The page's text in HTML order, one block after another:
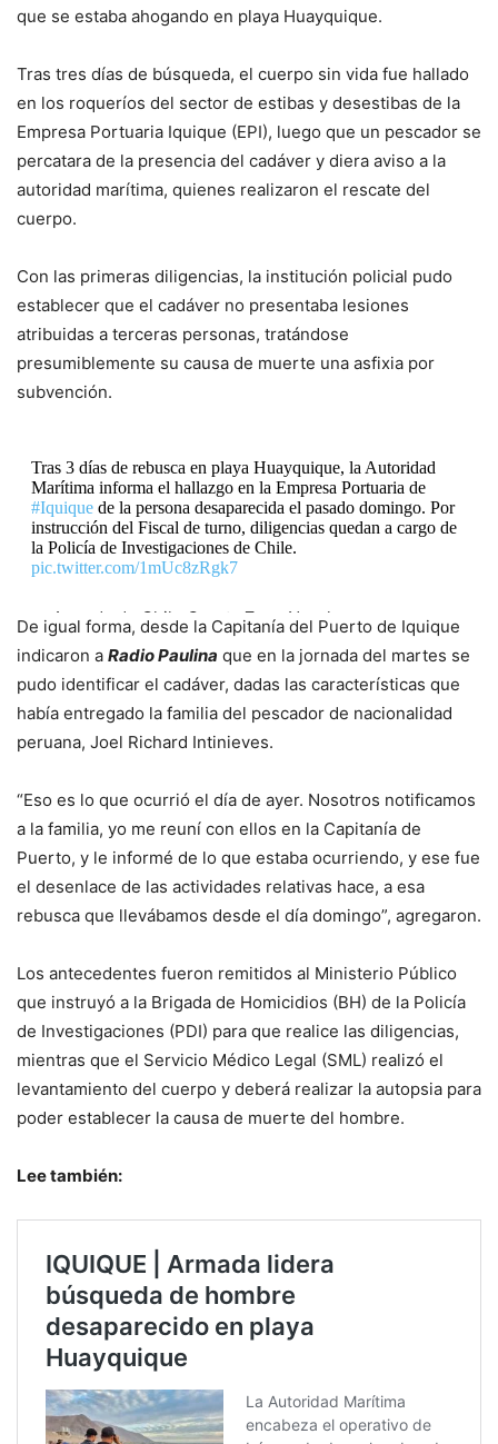
que se estaba ahogando en playa Huayquique.
Tras tres días de búsqueda, el cuerpo sin vida fue hallado
en los roqueríos del sector de estibas y desestibas de la
Empresa Portuaria Iquique (EPI), luego que un pescador se
percatara de la presencia del cadáver y diera aviso a la
autoridad marítima, quienes realizaron el rescate del
cuerpo.
Con las primeras diligencias, la institución policial pudo
establecer que el cadáver no presentaba lesiones
atribuidas a terceras personas, tratándose
presumiblemente su causa de muerte una asfixia por
subvención.
Tras 3 días de rebusca en playa Huayquique, la Autoridad
Marítima informa el hallazgo en la Empresa Portuaria de
#Iquiquede la persona desaparecida el pasado domingo. Por
instrucción del Fiscal de turno, diligencias quedan a cargo de
la Policía de Investigaciones de Chile.
pic.twitter.com/1mUc8zRgk7
— Armada de Chile Cuarta Zona Naval
(@Armada_IVZN)April 21, 2026
De igual forma, desde la Capitanía del Puerto de Iquique
indicaron a Radio Paulina que en la jornada del martes se
pudo identificar el cadáver, dadas las características que
había entregado la familia del pescador de nacionalidad
peruana, Joel Richard Intinieves.
“Eso es lo que ocurrió el día de ayer. Nosotros notificamos
a la familia, yo me reuní con ellos en la Capitanía de
Puerto, y le informé de lo que estaba ocurriendo, y ese fue
el desenlace de las actividades relativas hace, a esa
rebusca que llevábamos desde el día domingo”, agregaron.
Los antecedentes fueron remitidos al Ministerio Público
que instruyó a la Brigada de Homicidios (BH) de la Policía
de Investigaciones (PDI) para que realice las diligencias,
mientras que el Servicio Médico Legal (SML) realizó el
levantamiento del cuerpo y deberá realizar la autopsia para
poder establecer la causa de muerte del hombre.
Lee también: